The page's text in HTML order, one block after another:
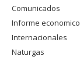
Comunicados
Informe economico
Internacionales
Naturgas